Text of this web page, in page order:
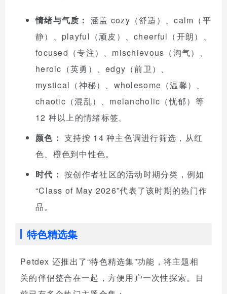
情绪与气质： 涵盖 cozy（舒适）、calm（平
静）、playful（顽皮）、cheerful（开朗）、
focused（专注）、mischievous（淘气）、
heroic（英勇）、edgy（前卫）、
mystical（神秘）、wholesome（温馨）、
chaotic（混乱）、melancholic（忧郁）等
12 种以上的情绪标签。
颜色： 支持按 14 种主色调进行筛选，从红
色、橙色到中性色。
时代： 按创作者社区的活动时期分类，例如
“Class of May 2026”代表了该时期的热门作
品。
特色精选集
Petdex 还推出了“特色精选集”功能，将主题相
关的伴侣整合在一起，方便用户一次性探索。目